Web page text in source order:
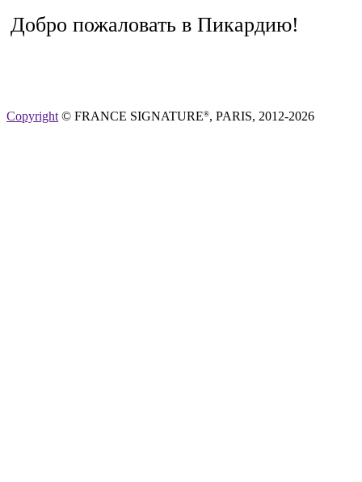
Добро пожаловать в Пикардию!
Copyright © FRANCE SIGNATURE®, PARIS, 2012-2026